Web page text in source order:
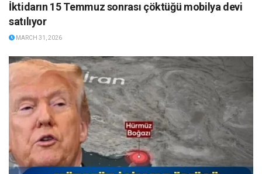
İktidarın 15 Temmuz sonrası çöktüğü mobilya devi
satılıyor
MARCH 31, 2026